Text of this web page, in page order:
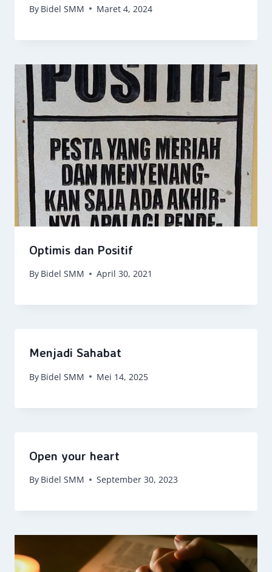
By Bidel SMM Maret 4, 2024
Optimis dan Positif
By Bidel SMM April 30, 2021
Menjadi Sahabat
By Bidel SMM Mei 14, 2025
Open your heart
By Bidel SMM September 30, 2023